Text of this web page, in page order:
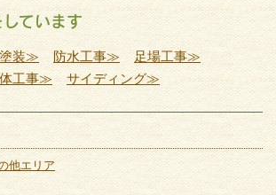
ています
装≫ 防水工事≫
足場工事≫
工事≫ サイディング≫
他エリア